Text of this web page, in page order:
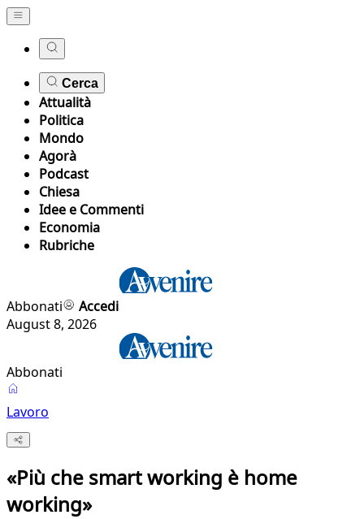
Cerca
Attualità
Politica
Mondo
Agorà
Podcast
Chiesa
Idee e Commenti
Economia
Rubriche
Abbonati
Accedi
August 8, 2026
Abbonati
Lavoro
«Più che smart working è home
working»